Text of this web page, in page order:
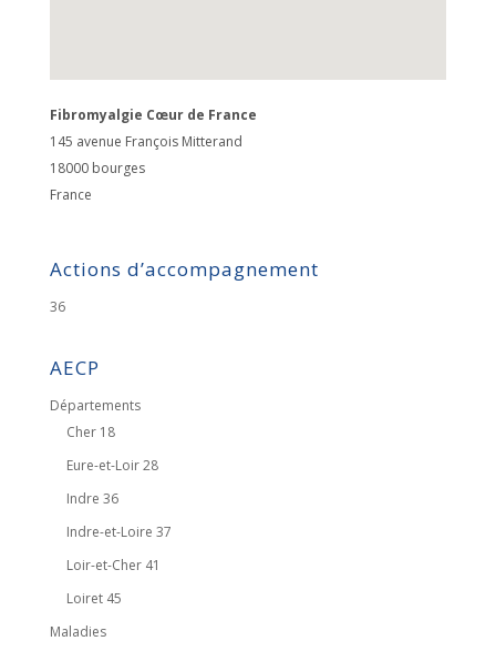
Fibromyalgie Cœur de France
145 avenue François Mitterand
18000 bourges
France
Actions d’accompagnement
36
AECP
Départements
Cher 18
Eure-et-Loir 28
Indre 36
Indre-et-Loire 37
Loir-et-Cher 41
Loiret 45
Maladies